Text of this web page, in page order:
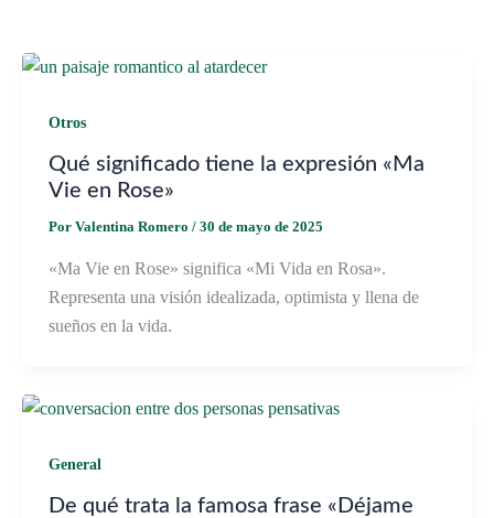
Otros
Qué significado tiene la expresión «Ma
Vie en Rose»
Por Valentina Romero / 30 de mayo de 2025
«Ma Vie en Rose» significa «Mi Vida en Rosa».
Representa una visión idealizada, optimista y llena de
sueños en la vida.
General
De qué trata la famosa frase «Déjame